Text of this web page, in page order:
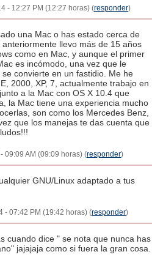
- 12:27 PM (12:27 horas) (responder)
una Mac o has estado cerca de
llevo más de 15 años
como en Mac, y aunque el primer
es incómodo, una vez que le
convierte en un fastidio. Me he
2000, XP, 7, actualmente trabajo en
a la Mac con OS X 10.4 que
la Mac tiene una experiencia mucho
son como los Mercedes Benz,
que los manejas te das cuenta que
09:09 AM (09:09 horas) (responder)
GNU/Linux adaptado a tus
- 07:42 PM (19:42 horas) (responder)
cuando dice " se nota que nunca has
jajajaja como si fuera la gran cosa.